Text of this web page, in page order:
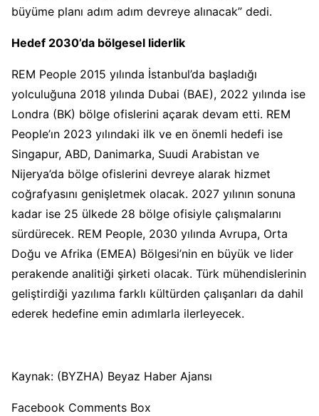
büyüme planı adım adım devreye alınacak” dedi.
Hedef 2030’da bölgesel liderlik
REM People 2015 yılında İstanbul’da başladığı
yolculuğuna 2018 yılında Dubai (BAE), 2022 yılında ise
Londra (BK) bölge ofislerini açarak devam etti. REM
People’ın 2023 yılındaki ilk ve en önemli hedefi ise
Singapur, ABD, Danimarka, Suudi Arabistan ve
Nijerya’da bölge ofislerini devreye alarak hizmet
coğrafyasını genişletmek olacak. 2027 yılının sonuna
kadar ise 25 ülkede 28 bölge ofisiyle çalışmalarını
sürdürecek. REM People, 2030 yılında Avrupa, Orta
Doğu ve Afrika (EMEA) Bölgesi’nin en büyük ve lider
perakende analitiği şirketi olacak. Türk mühendislerinin
geliştirdiği yazılıma farklı kültürden çalışanları da dahil
ederek hedefine emin adımlarla ilerleyecek.
Kaynak: (BYZHA) Beyaz Haber Ajansı
Facebook Comments Box